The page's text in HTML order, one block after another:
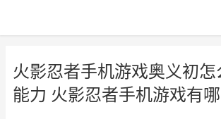
火影忍者手机游戏奥义初
能力 火影忍者手机游戏有